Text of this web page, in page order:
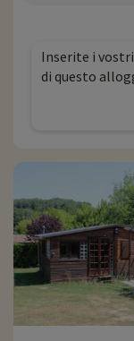
Inserite i
di questo